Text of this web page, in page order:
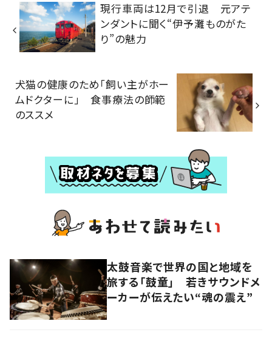
現行車両は12月で引退 元アテ
ンダントに聞く“伊予灘ものがた
り”の魅力
犬猫の健康のため「飼い主がホー
ムドクターに」 食事療法の師範
のススメ
太鼓音楽で世界の国と地域を
旅する「鼓童」 若きサウンドメ
ーカーが伝えたい“魂の震え”